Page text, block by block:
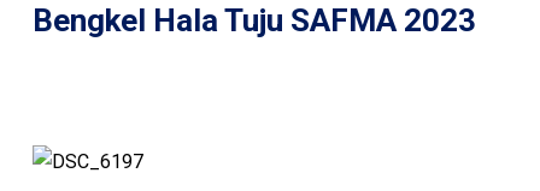
Bengkel Hala Tuju SAFMA 2023